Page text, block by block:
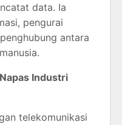
data. Ia
pengurai
antara
Industri
telekomunikasi